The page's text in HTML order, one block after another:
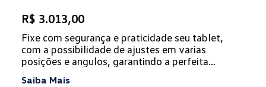
R$ 3.013,00
Fixe com segurança e praticidade seu tablet,
com a possibilidade de ajustes em varias
posições e angulos, garantindo a perfeita
Saiba Mais